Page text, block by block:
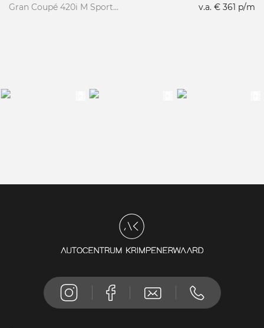
Gran Coupé 420i M Sport
v.a. € 361 p/m